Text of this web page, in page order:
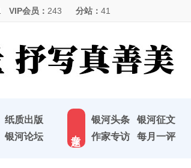
VIP会员： 243 分站： 41
纸质出版
银河论坛
银河头条
银河征文
作家专访
每月一评